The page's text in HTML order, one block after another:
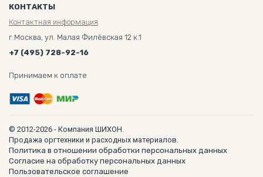
КОНТАКТЫ
Контактная информация
г.Москва, ул. Малая Филёвская 12 к.1
+7 (495) 728-92-16
Принимаем к оплате
© 2012-2026 - Компания ШИХОН.
Продажа оргтехники и расходных материалов.
Политика в отношении обработки персональных данных
Согласие на обработку персональных данных
Пользовательское соглашение